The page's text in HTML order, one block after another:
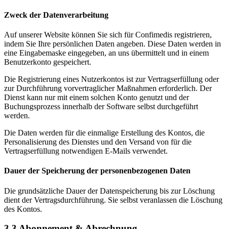
Zweck der Datenverarbeitung
Auf unserer Website können Sie sich für Confimedis registrieren,
indem Sie Ihre persönlichen Daten angeben. Diese Daten werden in
eine Eingabemaske eingegeben, an uns übermittelt und in einem
Benutzerkonto gespeichert.
Die Registrierung eines Nutzerkontos ist zur Vertragserfüllung oder
zur Durchführung vorvertraglicher Maßnahmen erforderlich. Der
Dienst kann nur mit einem solchen Konto genutzt und der
Buchungsprozess innerhalb der Software selbst durchgeführt
werden.
Die Daten werden für die einmalige Erstellung des Kontos, die
Personalisierung des Dienstes und den Versand von für die
Vertragserfüllung notwendigen E-Mails verwendet.
Dauer der Speicherung der personenbezogenen Daten
Die grundsätzliche Dauer der Datenspeicherung bis zur Löschung
dient der Vertragsdurchführung. Sie selbst veranlassen die Löschung
des Kontos.